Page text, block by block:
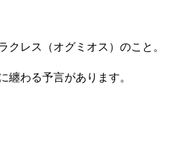
クレス（オグミオス）のこと。
纏わる予言があります。